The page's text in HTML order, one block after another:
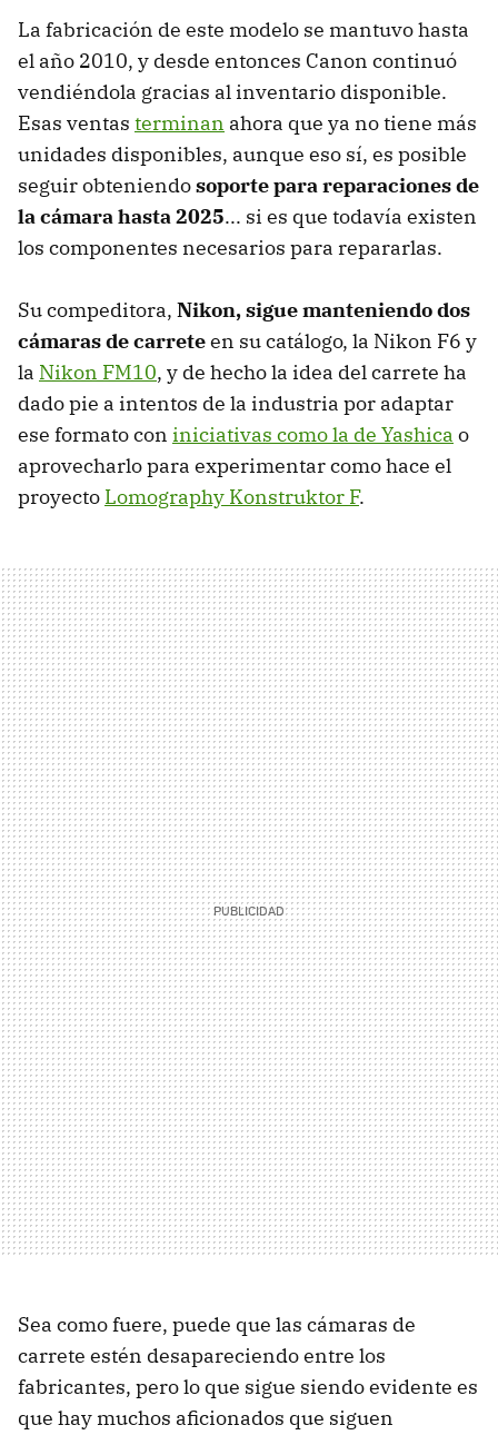
La fabricación de este modelo se mantuvo hasta
el año 2010, y desde entonces Canon continuó
vendiéndola gracias al inventario disponible.
Esas ventas terminan ahora que ya no tiene más
unidades disponibles, aunque eso sí, es posible
seguir obteniendosoporte para reparaciones de
la cámara hasta 2025... si es que todavía existen
los componentes necesarios para repararlas.
Su compeditora, Nikon, sigue manteniendo dos
cámaras de carreteen su catálogo, la Nikon F6 y
la Nikon FM10, y de hecho la idea del carrete ha
dado pie a intentos de la industria por adaptar
ese formato con iniciativas como la de Yashica o
aprovecharlo para experimentar como hace el
proyecto Lomography Konstruktor F.
Sea como fuere, puede que las cámaras de
carrete estén desapareciendo entre los
fabricantes, pero lo que sigue siendo evidente es
que hay muchos aficionados que siguen